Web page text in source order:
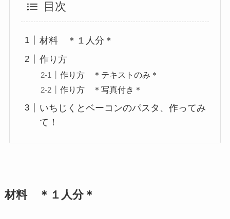
目次
材料 ＊１人分＊
作り方
作り方 ＊テキストのみ＊
作り方 ＊写真付き＊
いちじくとベーコンのパスタ、作ってみ
て！
材料 ＊１人分＊